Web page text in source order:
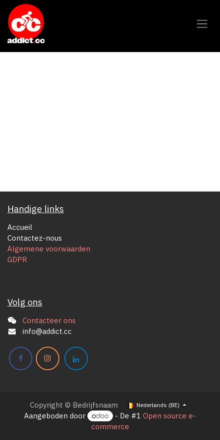
Overslaan naar inhoud
Handige links
Accueil
Contactez-nous
Algemene voorwaarden
GDPR
Volg ons
Contacteer ons
info@addict.cc
Copyright © Bedrijfsnaam Nederlands (BE)
Aangeboden door - De #1 Open source e-
commerce